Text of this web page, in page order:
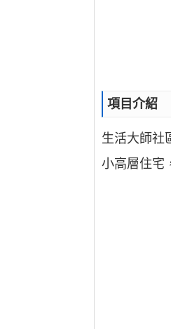
項目介紹
生活大師社
小高層住宅